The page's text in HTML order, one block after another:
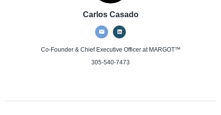
Carlos Casado
Co-Founder & Chief Executive Officerat MARGOT™
305-540-7473